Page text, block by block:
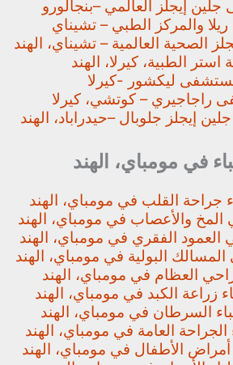
إيجلز العالمي –بنجالورو
والمركز الطبي – تشيناي
الصحية العالمية – تشيناي، الهند
استر الطبية، كيرلا، الهند
ليكشور -كيرلا
راجاجيري – كوتشي، كيرلا
إيجلز جلوبال –حيدراباد، الهند
في مومباي، الهند
جراحة القلب في مومباي، الهند
والأعصاب في مومباي، الهند
الفقري في مومباي، الهند
البولية في مومباي، الهند
العظام في مومباي، الهند
زراعة الكبد في مومباي، الهند
السرطان في مومباي، الهند
العامة في مومباي، الهند
الأطفال في مومباي، الهند